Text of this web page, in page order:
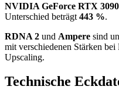
NVIDIA GeForce RTX
Unterschied beträgt 443 %.
RDNA 2 und Ampere sind
mit verschiedenen Stärken
Upscaling.
Technische